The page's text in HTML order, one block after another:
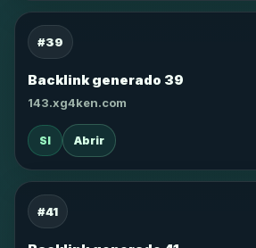
#39
Backlink generado 39
143.xg4ken.com
SI Abrir
#41